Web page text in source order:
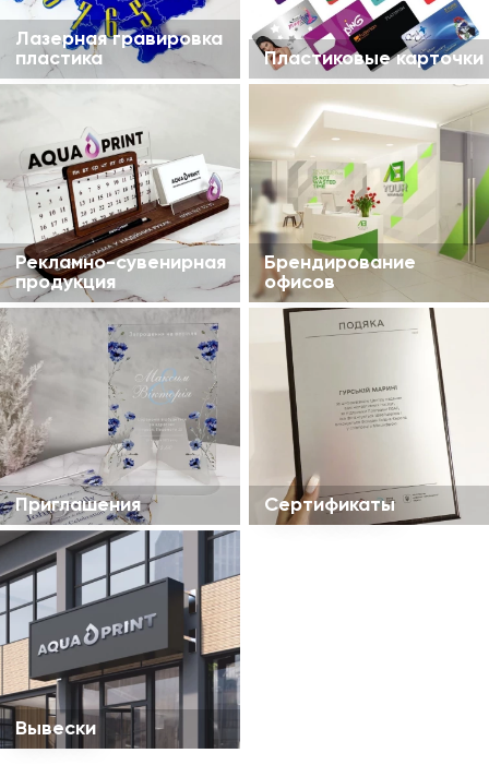
Лазерная гравировка
пластика
Пластиковые карточки
Рекламно-сувенирная
продукция
Брендирование
офисов
Приглашения Сертификаты
Вывески